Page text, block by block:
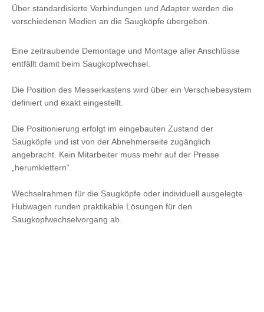
Über standardisierte Verbindungen und Adapter werden die
verschiedenen Medien an die Saugköpfe übergeben.
Eine zeitraubende Demontage und Montage aller Anschlüsse
entfällt damit beim Saugkopfwechsel.
Die Position des Messerkastens wird über ein Verschiebesystem
definiert und exakt eingestellt.
Die Positionierung erfolgt im eingebauten Zustand der
Saugköpfe und ist von der Abnehmerseite zugänglich
angebracht. Kein Mitarbeiter muss mehr auf der Presse
„herumklettern“.
Wechselrahmen für die Saugköpfe oder individuell ausgelegte
Hubwagen runden praktikable Lösungen für den
Saugkopfwechselvorgang ab.